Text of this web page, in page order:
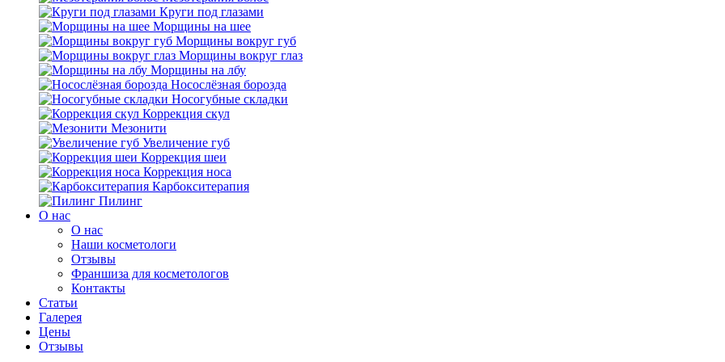
Круги под глазами
Морщины на шее
Морщины вокруг губ
Морщины вокруг глаз
Морщины на лбу
Носослёзная борозда
Носогубные складки
Коррекция скул
Мезонити
Увеличение губ
Коррекция шеи
Коррекция носа
Карбокситерапия
Пилинг
O нас
O нас
Наши косметологи
Отзывы
Франшиза для косметологов
Контакты
Статьи
Галерея
Цены
Отзывы